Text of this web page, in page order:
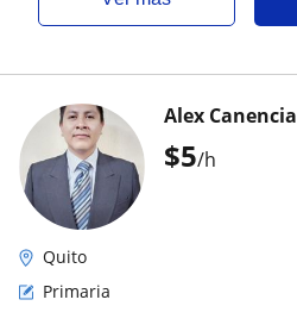
$5/h
Alex Canencia
Quito
Primaria